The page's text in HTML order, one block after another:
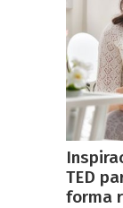
TED
forma